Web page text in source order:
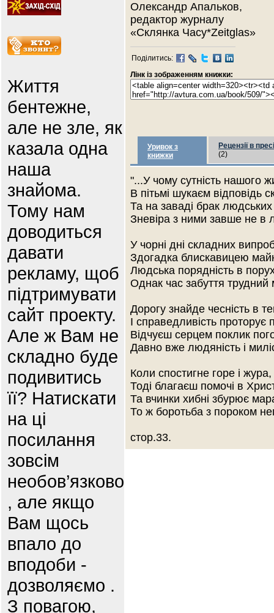
Життя
бентежне,
але не зле, як
казала одна
наша
знайома.
Тому нам
доводиться
давати
рекламу, щоб
підтримувати
сайт проекту.
Але ж Вам не
складно буде
подивитись
її? Натискати
на ці
посилання
зовсім
необов’язково
, але якщо
Вам щось
впало до
вподоби -
дозволяємо .
З повагою,
Олександр Апальков,
редактор журналу
«Склянка Часу*Zeitglas»
Поділитись:
Лінк із зображенням книжки:
Уривок з
книжки
Рецензії в пресі
(2)
"...У чому сутність нашого
В пітьмі шукаєм відповідь
Та на заваді брак людських
Зневіра з ними завше не в
У чорні дні складних
Здогадка блискавицею
Людська порядність в
Однак час забуття трудний
Дорогу знайде чесність в
І справедливість проторує
Відчуєш серцем поклик
Давно вже людяність і
Коли спостигне горе і жура,
Тоді благаєш помочі в
Та вчинки хибні збурює
То ж боротьба з пороком
стор.33.